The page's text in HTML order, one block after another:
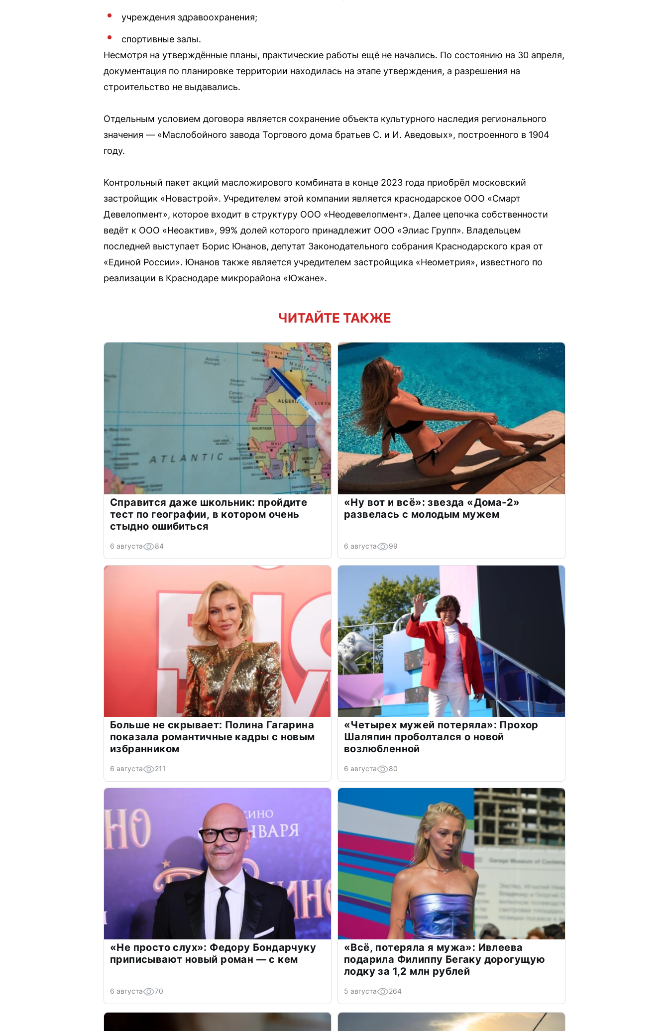
учреждения здравоохранения;
спортивные залы.
Несмотря на утверждённые планы, практические работы ещё не начались. По состоянию на 30 апреля,
документация по планировке территории находилась на этапе утверждения, а разрешения на
строительство не выдавались.
Отдельным условием договора является сохранение объекта культурного наследия регионального
значения — «Маслобойного завода Торгового дома братьев С. и И. Аведовых», построенного в 1904
году.
Контрольный пакет акций масложирового комбината в конце 2023 года приобрёл московский
застройщик «Новастрой». Учредителем этой компании является краснодарское ООО «Смарт
Девелопмент», которое входит в структуру ООО «Неодевелопмент». Далее цепочка собственности
ведёт к ООО «Неоактив», 99% долей которого принадлежит ООО «Элиас Групп». Владельцем
последней выступает Борис Юнанов, депутат Законодательного собрания Краснодарского края от
«Единой России». Юнанов также является учредителем застройщика «Неометрия», известного по
реализации в Краснодаре микрорайона «Южане».
ЧИТАЙТЕ ТАКЖЕ
Справится даже школьник: пройдите
тест по географии, в котором очень
стыдно ошибиться
6 августа 84
«Ну вот и всё»: звезда «Дома-2»
развелась с молодым мужем
6 августа 99
Больше не скрывает: Полина Гагарина
показала романтичные кадры с новым
избранником
6 августа 211
«Четырех мужей потеряла»: Прохор
Шаляпин проболтался о новой
возлюбленной
6 августа 80
«Не просто слух»: Федору Бондарчуку
приписывают новый роман — с кем
6 августа 70
«Всё, потеряла я мужа»: Ивлеева
подарила Филиппу Бегаку дорогущую
лодку за 1,2 млн рублей
5 августа 264